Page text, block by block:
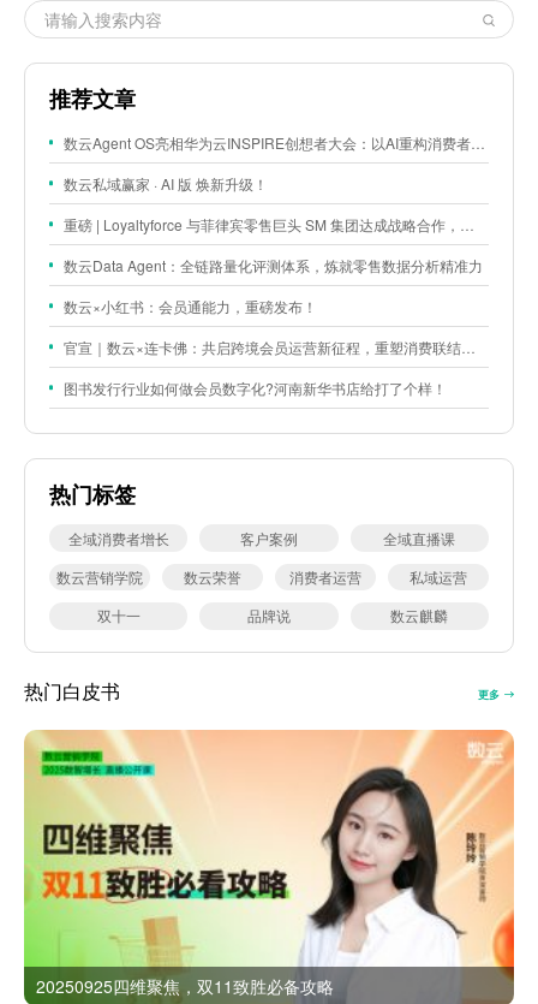
推荐文章
数云Agent OS亮相华为云INSPIRE创想者大会：以AI重构消费者运营与零售营销新范式
数云私域赢家 · AI 版 焕新升级！
重磅 | Loyaltyforce 与菲律宾零售巨头 SM 集团达成战略合作，携手开启 SMAC 会员数智化运营新征程
数云Data Agent：全链路量化评测体系，炼就零售数据分析精准力
数云×小红书：会员通能力，重磅发布！
官宣｜数云×连卡佛：共启跨境会员运营新征程，重塑消费联结新体验
图书发行行业如何做会员数字化?河南新华书店给打了个样！
热门标签
全域消费者增长 客户案例
全域直播课
数云营销学院
数云荣誉 消费者运营
私域运营
双十一
品牌说 数云麒麟
热门白皮书 更多
20250925四维聚焦，双11致胜必备攻略